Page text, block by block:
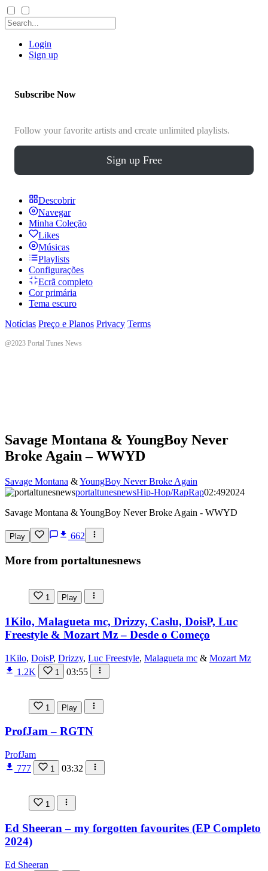
Login
Sign up
Subscribe Now
Follow your favorite artists and create unlimited playlists.
Sign up Free
Descobrir
Navegar
Minha Coleção
Likes
Músicas
Playlists
Configurações
Ecrã completo
Cor primária
Tema escuro
Notícias Preço e Planos Privacy Terms
@2023 Portal Tunes News
Savage Montana & YoungBoy Never
Broke Again – WWYD
Savage Montana &YoungBoy Never Broke Again
portaltunesnewsHip-Hop/RapRap02:492024
Savage Montana & YoungBoy Never Broke Again - WWYD
Play 662
More from portaltunesnews
1 Play
1Kilo, Malagueta mc, Drizzy, Caslu, DoisP, Luc
Freestyle & Mozart Mz – Desde o Começo
1Kilo, DoisP, Drizzy, Luc Freestyle, Malagueta mc & Mozart Mz
1.2K
1 03:55
1 Play
ProfJam – RGTN
ProfJam
777
1 03:32
1
Ed Sheeran – my forgotten favourites (EP Completo
2024)
Ed Sheeran